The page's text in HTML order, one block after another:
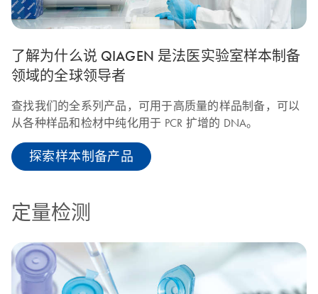
了解为什么说 QIAGEN 是法医实验室样本制备
领域的全球领导者
查找我们的全系列产品，可用于高质量的样品制备，可以
从各种样品和检材中纯化用于 PCR 扩增的 DNA。
探索样本制备产品
定量检测